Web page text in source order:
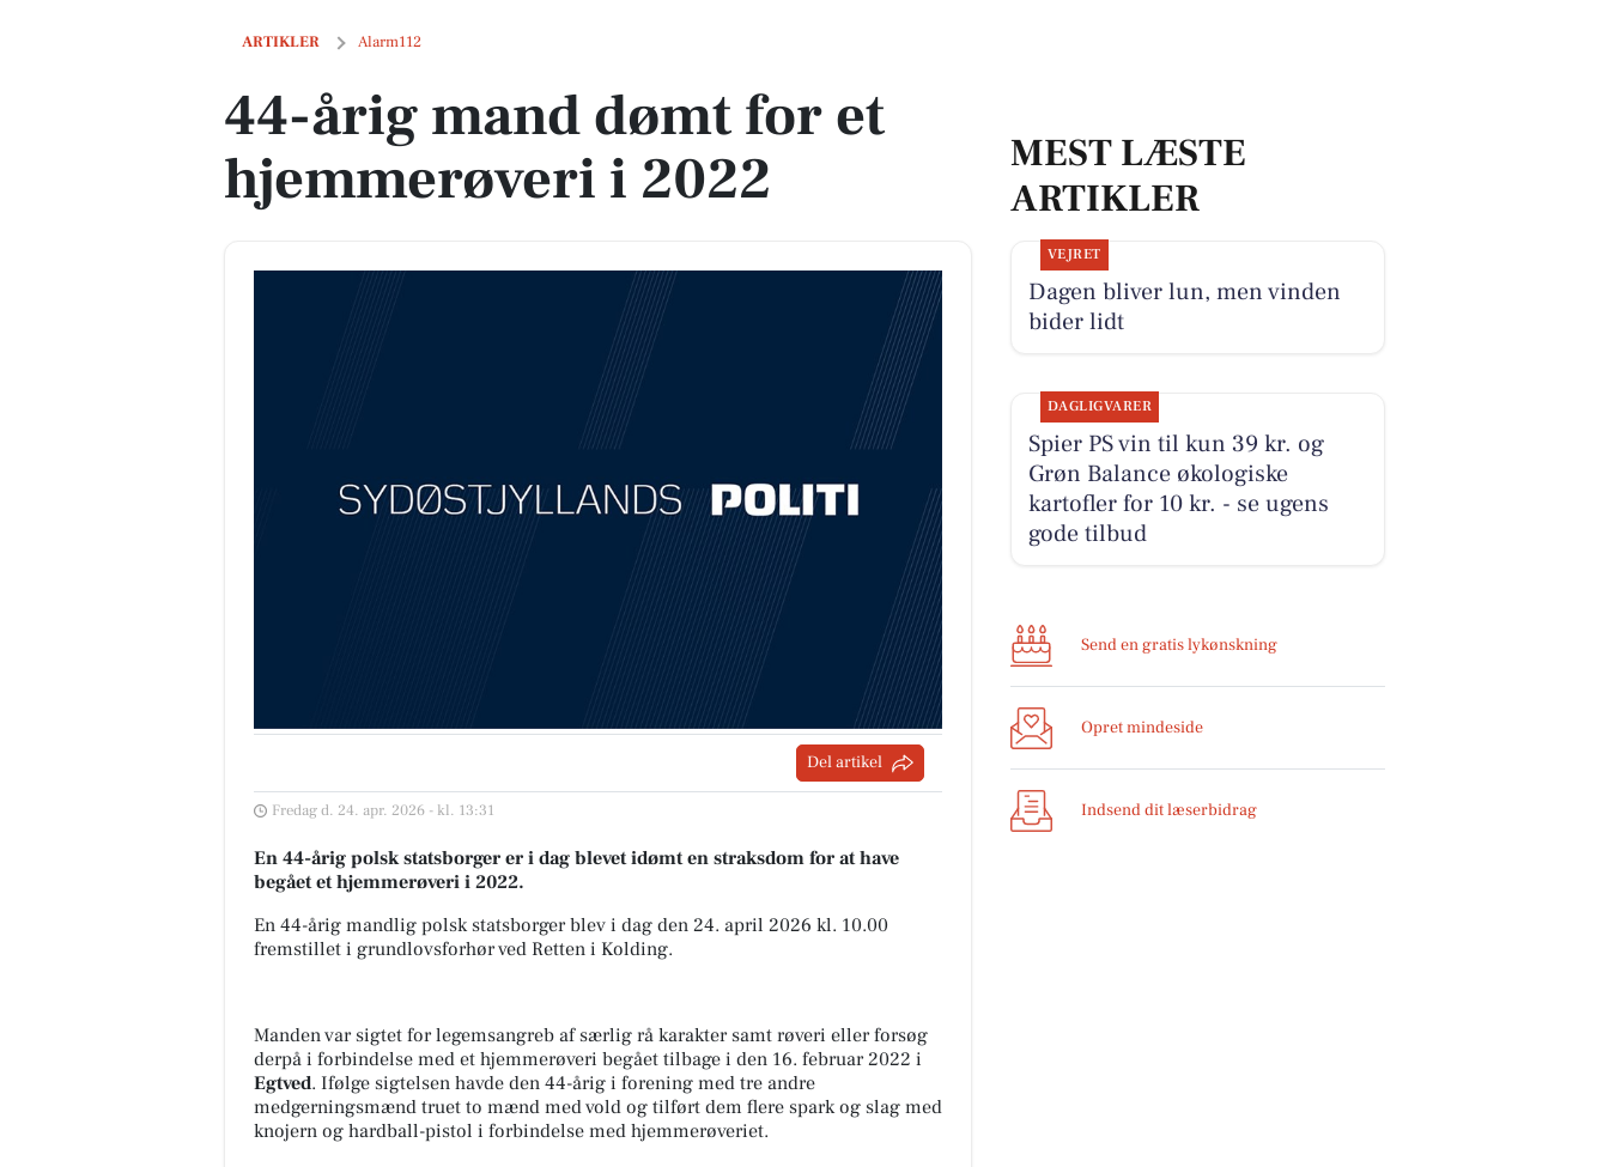
ARTIKLER Alarm112
44-årig mand dømt for et hjemmerøveri i 2022
44-årig mand dømt for et
hjemmerøveri i 2022
Del artikel
Fredag d. 24. apr. 2026 - kl. 13:31
En 44-årig polsk statsborger er i dag blevet idømt en straksdom for at have
begået et hjemmerøveri i 2022.
En 44-årig mandlig polsk statsborger blev i dag den 24. april 2026 kl. 10.00
fremstillet i grundlovsforhør ved Retten i Kolding.
Manden var sigtet for legemsangreb af særlig rå karakter samt røveri eller forsøg
derpå i forbindelse med et hjemmerøveri begået tilbage i den 16. februar 2022 i
Egtved. Ifølge sigtelsen havde den 44-årig i forening med tre andre
medgerningsmænd truet to mænd med vold og tilført dem flere spark og slag med
knojern og hardball-pistol i forbindelse med hjemmerøveriet.
MEST LÆSTE
ARTIKLER
VEJRET
Dagen bliver lun, men vinden
bider lidt
DAGLIGVARER
Spier PS vin til kun 39 kr. og
Grøn Balance økologiske
kartofler for 10 kr. - se ugens
gode tilbud
Send en gratis lykønskning
Opret mindeside
Indsend dit læserbidrag